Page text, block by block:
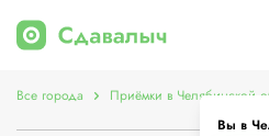
Вы в
Все города Приёмки в Челябинской